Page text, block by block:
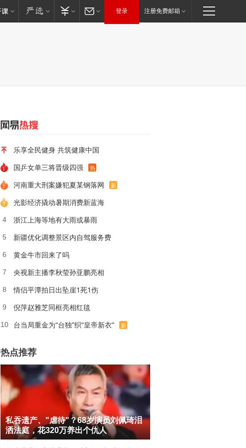
登录 注册免费邮箱
乐享全民健身 共筑健康中国
1
国乒女单三将晋级四强 热
2
河南重大刑案嫌犯夏某钢落网 新
光影经济撬动暑期消费新蓝海
4 浙江上海等地有大雨或暴雨
5 新疆优化调整景区内自驾服务费
6 黄金牛市回来了吗
7 央视新主播李秋莹孙亚鹏亮相
8 情侣平潭拍日出坠崖1死1伤
9 倪萍赵雅芝同框亮相红毯
10 台当局重金为“台独”织“皇帝新衣” 新
热点推荐
私吞遗产、"虐待"？68岁演员刘佩琦泪
洒法庭，花320万养出个仇人